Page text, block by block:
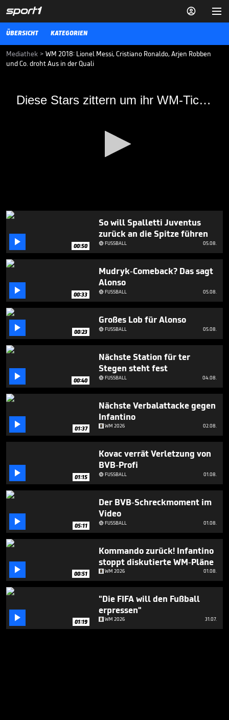


ÜBERSICHT KATEGORIEN
Mediathek > WM 2018: Lionel Messi, Cristiano Ronaldo, Arjen Robben
und Co. droht Aus in der Quali
Diese Stars zittern um ihr WM-Ticket
0
seconds
2
minutes,
33
seconds
Diese Stars zittern um ihr WM-Ticket
zeigt, welche Stars noch zittern.
 00:50
So will Spalletti Juventus
zurück an die Spitze führen
FUSSBALL 05.08.
 00:33
Mudryk-Comeback? Das sagt
Alonso
FUSSBALL 05.08.
 00:23
Großes Lob für Alonso
FUSSBALL 05.08.
 00:40
Nächste Station für ter
Stegen steht fest
FUSSBALL 04.08.
 01:37
Nächste Verbalattacke gegen
Infantino
WM 2026 02.08.
 01:15
Kovac verrät Verletzung von
BVB-Profi
FUSSBALL 01.08.
 05:11
Der BVB-Schreckmoment im
Video
FUSSBALL 01.08.
 00:51
Kommando zurück! Infantino
stoppt diskutierte WM-Pläne
WM 2026 01.08.
 01:19
"Die FIFA will den Fußball
erpressen"
WM 2026 31.07.